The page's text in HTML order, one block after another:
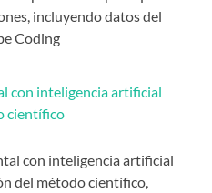
incluyendo datos del
Coding
con inteligencia artificial
científico
con inteligencia artificial
del método científico,